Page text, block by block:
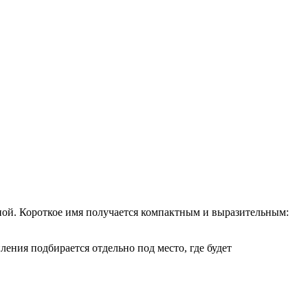
Короткое имя получается компактным и выразительным:
подбирается отдельно под место, где будет